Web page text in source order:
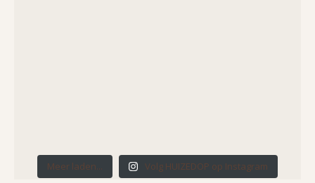
Meer laden... Volg HUIZEDOP op Instagram